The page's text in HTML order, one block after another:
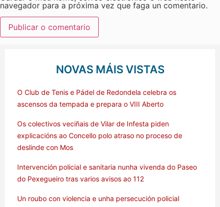
navegador para a próxima vez que faga un comentario.
NOVAS MÁIS VISTAS
O Club de Tenis e Pádel de Redondela celebra os
ascensos da tempada e prepara o VIII Aberto
Os colectivos veciñais de Vilar de Infesta piden
explicacións ao Concello polo atraso no proceso de
deslinde con Mos
Intervención policial e sanitaria nunha vivenda do Paseo
do Pexegueiro tras varios avisos ao 112
Un roubo con violencia e unha persecución policial